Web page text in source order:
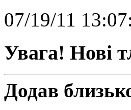
07/19/11
Увага! Нові
Додав